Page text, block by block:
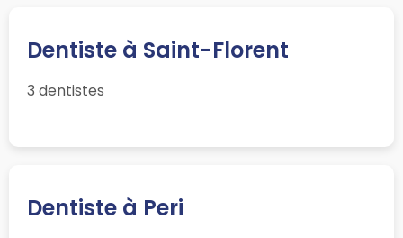
Dentiste à Saint-Florent
3 dentistes
Dentiste à Peri